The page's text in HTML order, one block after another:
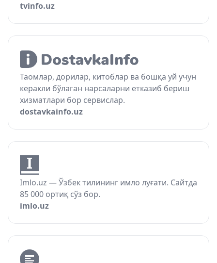
tvinfo.uz
Таомлар, дорилар, китоблар ва бошқа уй учун
керакли бўлаган нарсаларни етказиб бериш
хизматлари бор сервислар.
dostavkainfo.uz
Imlo.uz — Ўзбек тилининг имло луғати. Сайтда
85 000 ортиқ сўз бор.
imlo.uz